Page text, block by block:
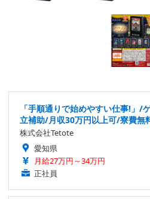
「手順通りで始めやすい仕事!」/
立補助/月収30万円以上可/寮費無
株式会社Tetote
愛知県
月給27万円～34万円
正社員